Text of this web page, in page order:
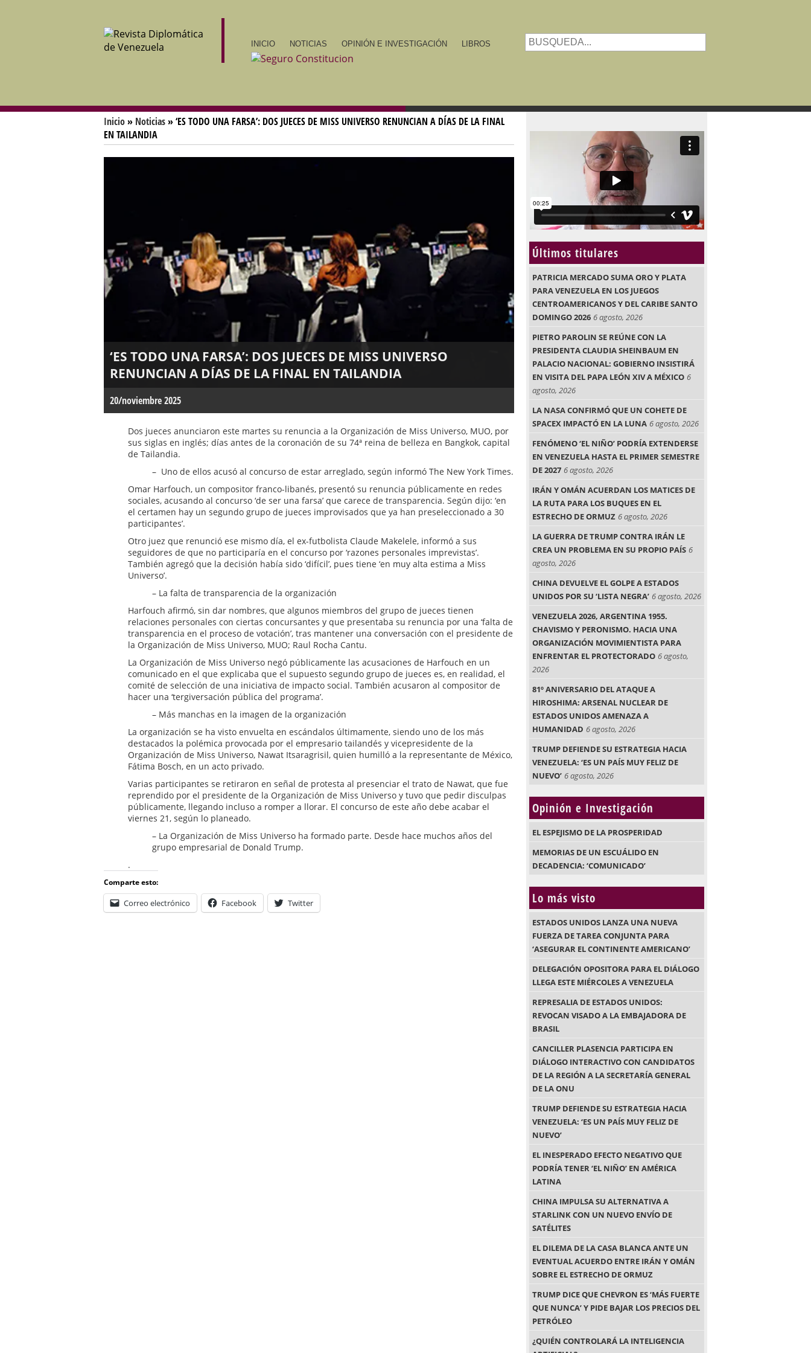
INICIO NOTICIAS OPINIÓN E INVESTIGACIÓN LIBROS
Inicio» Noticias» ‘ES TODO UNA FARSA’: DOS JUECES DE MISS UNIVERSO RENUNCIAN A DÍAS DE LA FINAL
EN TAILANDIA
‘ES TODO UNA FARSA’: DOS JUECES DE MISS UNIVERSO
RENUNCIAN A DÍAS DE LA FINAL EN TAILANDIA
20/noviembre 2025
Dos jueces anunciaron este martes su renuncia a la Organización de Miss Universo, MUO, por
sus siglas en inglés; días antes de la coronación de su 74ª reina de belleza en Bangkok, capital
de Tailandia.
– Uno de ellos acusó al concurso de estar arreglado, según informó The New York Times.
Omar Harfouch, un compositor franco-libanés, presentó su renuncia públicamente en redes
sociales, acusando al concurso ‘de ser una farsa’ que carece de transparencia. Según dijo: ‘en
el certamen hay un segundo grupo de jueces improvisados que ya han preseleccionado a 30
participantes’.
Otro juez que renunció ese mismo día, el ex-futbolista Claude Makelele, informó a sus
seguidores de que no participaría en el concurso por ‘razones personales imprevistas’.
También agregó que la decisión había sido ‘difícil’, pues tiene ‘en muy alta estima a Miss
Universo’.
– La falta de transparencia de la organización
Harfouch afirmó, sin dar nombres, que algunos miembros del grupo de jueces tienen
relaciones personales con ciertas concursantes y que presentaba su renuncia por una ‘falta de
transparencia en el proceso de votación’, tras mantener una conversación con el presidente de
la Organización de Miss Universo, MUO; Raul Rocha Cantu.
La Organización de Miss Universo negó públicamente las acusaciones de Harfouch en un
comunicado en el que explicaba que el supuesto segundo grupo de jueces es, en realidad, el
comité de selección de una iniciativa de impacto social. También acusaron al compositor de
hacer una ‘tergiversación pública del programa’.
– Más manchas en la imagen de la organización
La organización se ha visto envuelta en escándalos últimamente, siendo uno de los más
destacados la polémica provocada por el empresario tailandés y vicepresidente de la
Organización de Miss Universo, Nawat Itsaragrisil, quien humilló a la representante de México,
Fátima Bosch, en un acto privado.
Varias participantes se retiraron en señal de protesta al presenciar el trato de Nawat, que fue
reprendido por el presidente de la Organización de Miss Universo y tuvo que pedir disculpas
públicamente, llegando incluso a romper a llorar. El concurso de este año debe acabar el
viernes 21, según lo planeado.
– La Organización de Miss Universo ha formado parte. Desde hace muchos años del
grupo empresarial de Donald Trump.
.
Comparte esto:
Correo electrónico Facebook Twitter
Últimos titulares
PATRICIA MERCADO SUMA ORO Y PLATA
PARA VENEZUELA EN LOS JUEGOS
CENTROAMERICANOS Y DEL CARIBE SANTO
DOMINGO 2026 6 agosto, 2026
PIETRO PAROLIN SE REÚNE CON LA
PRESIDENTA CLAUDIA SHEINBAUM EN
PALACIO NACIONAL: GOBIERNO INSISTIRÁ
EN VISITA DEL PAPA LEÓN XIV A MÉXICO 6
agosto, 2026
LA NASA CONFIRMÓ QUE UN COHETE DE
SPACEX IMPACTÓ EN LA LUNA 6 agosto, 2026
FENÓMENO ‘EL NIÑO’ PODRÍA EXTENDERSE
EN VENEZUELA HASTA EL PRIMER SEMESTRE
DE 2027 6 agosto, 2026
IRÁN Y OMÁN ACUERDAN LOS MATICES DE
LA RUTA PARA LOS BUQUES EN EL
ESTRECHO DE ORMUZ 6 agosto, 2026
LA GUERRA DE TRUMP CONTRA IRÁN LE
CREA UN PROBLEMA EN SU PROPIO PAÍS 6
agosto, 2026
CHINA DEVUELVE EL GOLPE A ESTADOS
UNIDOS POR SU ‘LISTA NEGRA’ 6 agosto, 2026
VENEZUELA 2026, ARGENTINA 1955.
CHAVISMO Y PERONISMO. HACIA UNA
ORGANIZACIÓN MOVIMIENTISTA PARA
ENFRENTAR EL PROTECTORADO 6 agosto,
2026
81º ANIVERSARIO DEL ATAQUE A
HIROSHIMA: ARSENAL NUCLEAR DE
ESTADOS UNIDOS AMENAZA A
HUMANIDAD 6 agosto, 2026
TRUMP DEFIENDE SU ESTRATEGIA HACIA
VENEZUELA: ‘ES UN PAÍS MUY FELIZ DE
NUEVO’ 6 agosto, 2026
Opinión e Investigación
EL ESPEJISMO DE LA PROSPERIDAD
MEMORIAS DE UN ESCUÁLIDO EN
DECADENCIA: ‘COMUNICADO’
Lo más visto
ESTADOS UNIDOS LANZA UNA NUEVA
FUERZA DE TAREA CONJUNTA PARA
‘ASEGURAR EL CONTINENTE AMERICANO’
DELEGACIÓN OPOSITORA PARA EL DIÁLOGO
LLEGA ESTE MIÉRCOLES A VENEZUELA
REPRESALIA DE ESTADOS UNIDOS:
REVOCAN VISADO A LA EMBAJADORA DE
BRASIL
CANCILLER PLASENCIA PARTICIPA EN
DIÁLOGO INTERACTIVO CON CANDIDATOS
DE LA REGIÓN A LA SECRETARÍA GENERAL
DE LA ONU
TRUMP DEFIENDE SU ESTRATEGIA HACIA
VENEZUELA: ‘ES UN PAÍS MUY FELIZ DE
NUEVO’
EL INESPERADO EFECTO NEGATIVO QUE
PODRÍA TENER ‘EL NIÑO’ EN AMÉRICA
LATINA
CHINA IMPULSA SU ALTERNATIVA A
STARLINK CON UN NUEVO ENVÍO DE
SATÉLITES
EL DILEMA DE LA CASA BLANCA ANTE UN
EVENTUAL ACUERDO ENTRE IRÁN Y OMÁN
SOBRE EL ESTRECHO DE ORMUZ
TRUMP DICE QUE CHEVRON ES ‘MÁS FUERTE
QUE NUNCA’ Y PIDE BAJAR LOS PRECIOS DEL
PETRÓLEO
¿QUIÉN CONTROLARÁ LA INTELIGENCIA